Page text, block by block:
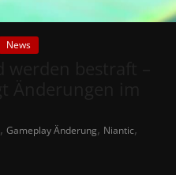
News
, Gameplay Änderung, Niantic,